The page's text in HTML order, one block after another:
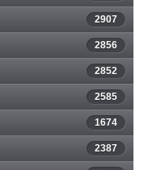
2907
2856
2852
2585
1674
2387